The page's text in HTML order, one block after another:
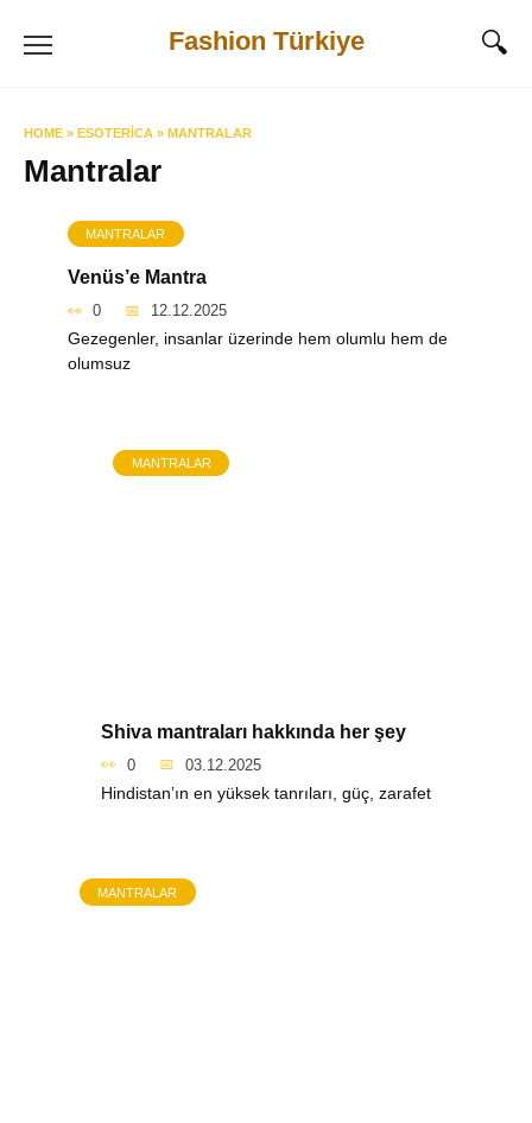
Fashion Türkiye
HOME » ESOTERICA » MANTRALAR
Mantralar
MANTRALAR
Venüs’e Mantra
0 12.12.2025
Gezegenler, insanlar üzerinde hem olumlu hem de
olumsuz
MANTRALAR
Shiva mantraları hakkında her şey
0 03.12.2025
Hindistan’ın en yüksek tanrıları, güç, zarafet
MANTRALAR